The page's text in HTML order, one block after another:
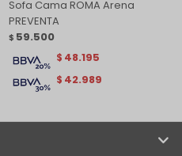
Sofa Cama ROMA Arena
PREVENTA
$ 59.500
$ 42.989
$ 48.195